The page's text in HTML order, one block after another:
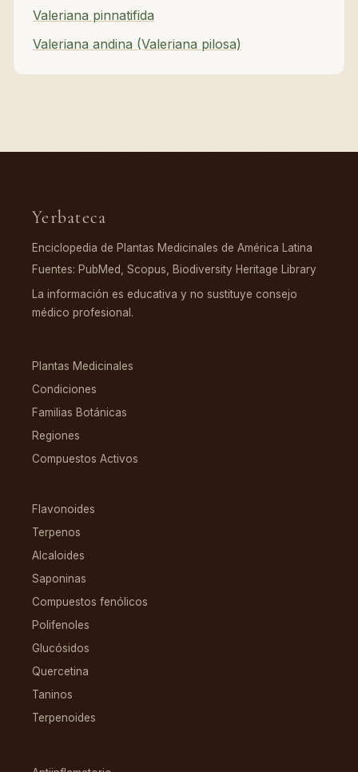
Valeriana pinnatifida
Valeriana andina (Valeriana pilosa)
Yerbateca
Enciclopedia de Plantas Medicinales de América Latina
Fuentes: PubMed, Scopus, Biodiversity Heritage Library
La información es educativa y no sustituye consejo
médico profesional.
Plantas Medicinales
Condiciones
Familias Botánicas
Regiones
Compuestos Activos
Flavonoides
Terpenos
Alcaloides
Saponinas
Compuestos fenólicos
Polifenoles
Glucósidos
Quercetina
Taninos
Terpenoides